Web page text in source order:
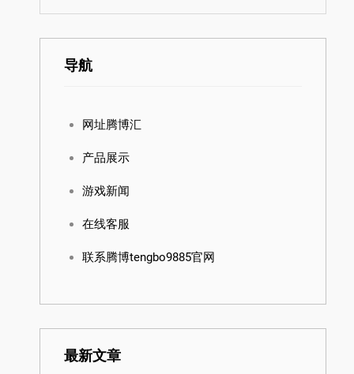
导航
网址腾博汇
产品展示
游戏新闻
在线客服
联系腾博tengbo9885官网
最新文章